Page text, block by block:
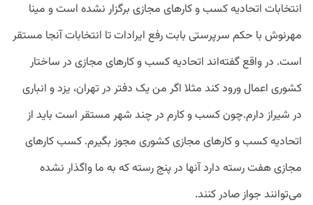
انتخابات اتحادیه کسب و کارهای مجازی برگزار نشده است و مینا
مهرنوش با حکم سرپرستی بابت رفع ایرادات تا انتخابات آنجا مستقر
است. در واقع گفته‌اند اتحادیه کسب و کارهای مجازی در ساختار
کشوری اعمال ورود کند مثلا اگر من یک دفتر در تهران، یزد و انباری
در شیراز دارم.چون کسب و کارم در چند شهر مستقر است باید از
اتحادیه کسب و کارهای مجازی کشوری مجوز بگیرم. کسب کارهای
مجازی هفت رسته دارد آنها در پنج رسته که به ما واگذار نشده
می‌توانند جواز صادر کنند.